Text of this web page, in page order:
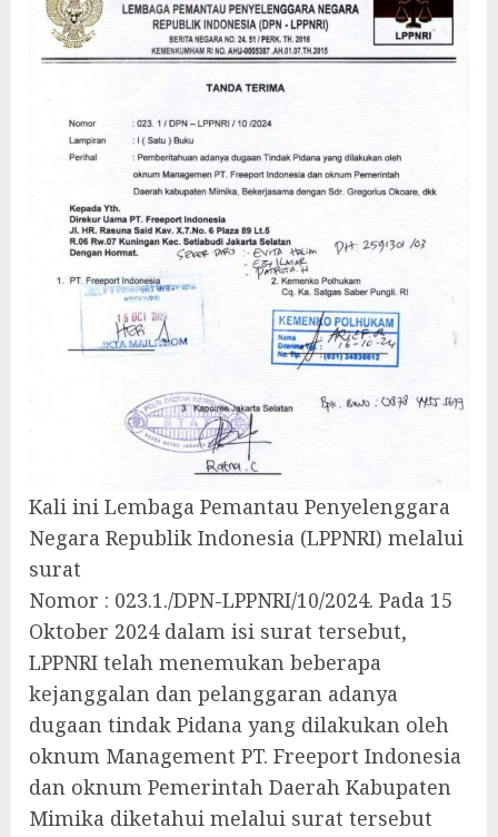
Kali ini Lembaga Pemantau Penyelenggara
Negara Republik Indonesia (LPPNRI) melalui
surat
Nomor : 023.1./DPN-LPPNRI/10/2024. Pada 15
Oktober 2024 dalam isi surat tersebut,
LPPNRI telah menemukan beberapa
kejanggalan dan pelanggaran adanya
dugaan tindak Pidana yang dilakukan oleh
oknum Management PT. Freeport Indonesia
dan oknum Pemerintah Daerah Kabupaten
Mimika diketahui melalui surat tersebut